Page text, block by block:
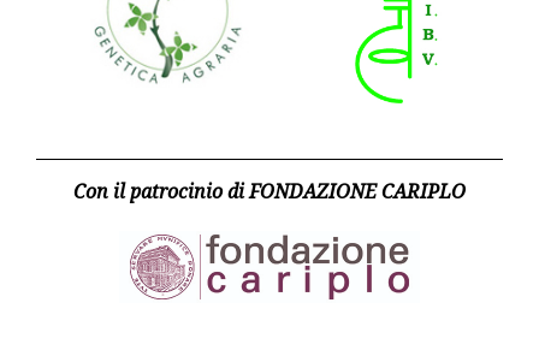
Con il patrocinio di FONDAZIONE CARIPLO